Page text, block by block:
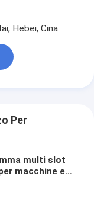
Hebei, Cina
Per
multi slot
macchine e